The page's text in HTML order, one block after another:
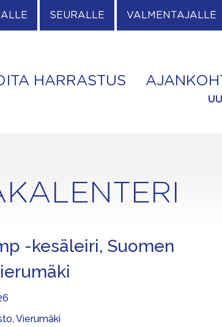
SEURALLE VALMENTAJALLE
HARRASTUS
-kesäleiri, Suomen
Vierumäki